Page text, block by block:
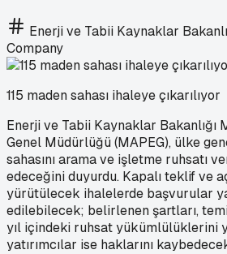
Enerji ve Tabii Kaynaklar
Company
115 maden sahası ihaleye çıkarılıyor
Enerji ve Tabii Kaynaklar Bakanlığı
Genel Müdürlüğü (MAPEG), ülke
sahasını arama ve işletme ruhsatı
edeceğini duyurdu. Kapalı teklif ve
yürütülecek ihalelerde başvurular
edilebilecek; belirlenen şartları,
yıl içindeki ruhsat yükümlülüklerini
yatırımcılar ise haklarını